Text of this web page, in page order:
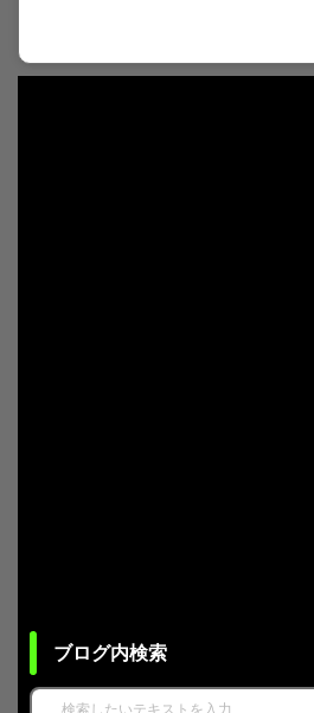
ブログ内検索